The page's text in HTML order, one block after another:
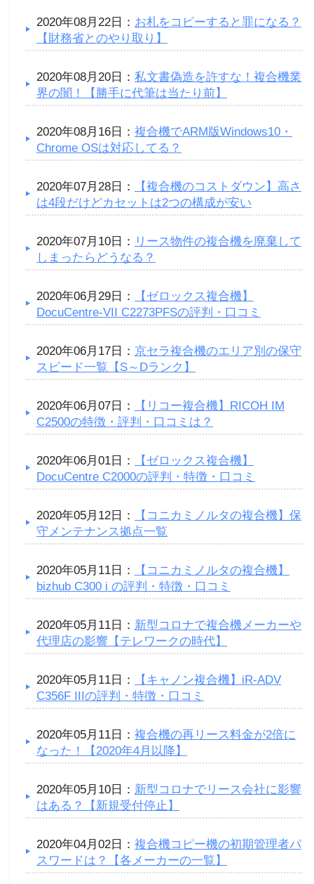
2020年08月22日： お札をコピーすると罪になる？
【財務省とのやり取り】
2020年08月20日： 私文書偽造を許すな！複合機業
界の闇！【勝手に代筆は当たり前】
2020年08月16日： 複合機でARM版Windows10・
Chrome OSは対応してる？
2020年07月28日：
【複合機のコストダウン】高さ
は4段だけどカセットは2つの構成が安い
2020年07月10日： リース物件の複合機を廃棄して
しまったらどうなる？
2020年06月29日：
【ゼロックス複合機】
DocuCentre-VII C2273PFSの評判・口コミ
2020年06月17日： 京セラ複合機のエリア別の保守
スピード一覧【S～Dランク】
2020年06月07日：
【リコー複合機】RICOH IM
C2500の特徴・評判・口コミは？
2020年06月01日：
【ゼロックス複合機】
DocuCentre C2000の評判・特徴・口コミ
2020年05月12日：
【コニカミノルタの複合機】保
守メンテナンス拠点一覧
2020年05月11日：
【コニカミノルタの複合機】
bizhub C300 i の評判・特徴・口コミ
2020年05月11日： 新型コロナで複合機メーカーや
代理店の影響【テレワークの時代】
2020年05月11日：
【キャノン複合機】iR-ADV
C356F IIIの評判・特徴・口コミ
2020年05月11日： 複合機の再リース料金が2倍に
なった！【2020年4月以降】
2020年05月10日： 新型コロナでリース会社に影響
はある？【新規受付停止】
2020年04月02日： 複合機コピー機の初期管理者パ
スワードは？【各メーカーの一覧】